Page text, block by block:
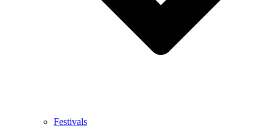
Festivals